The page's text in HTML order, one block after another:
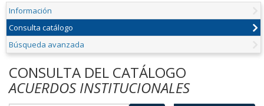
Información
Consulta catálogo
Búsqueda avanzada
CONSULTA DEL CATÁLOGO
ACUERDOS INSTITUCIONALES